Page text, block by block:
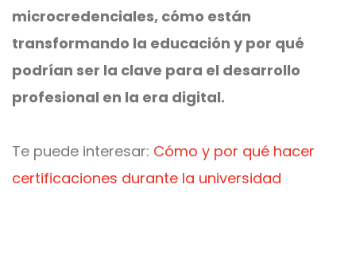
microcredenciales, cómo están
transformando la educación y por qué
podrían ser la clave para el desarrollo
profesional en la era digital.
Te puede interesar: Cómo y por qué hacer
certificaciones durante la universidad